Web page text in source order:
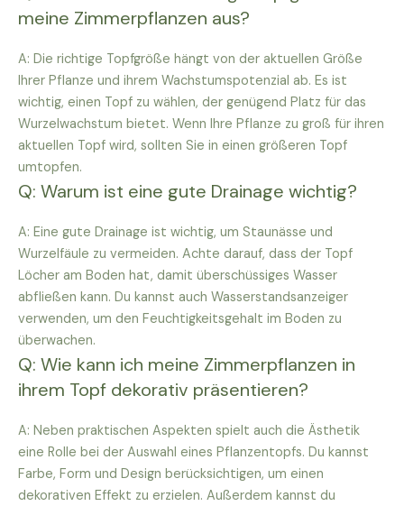
meine Zimmerpflanzen aus?
A: Die richtige Topfgröße hängt von der aktuellen Größe
Ihrer Pflanze und ihrem Wachstumspotenzial ab. Es ist
wichtig, einen Topf zu wählen, der genügend Platz für das
Wurzelwachstum bietet. Wenn Ihre Pflanze zu groß für ihren
aktuellen Topf wird, sollten Sie in einen größeren Topf
umtopfen.
Q: Warum ist eine gute Drainage wichtig?
A: Eine gute Drainage ist wichtig, um Staunässe und
Wurzelfäule zu vermeiden. Achte darauf, dass der Topf
Löcher am Boden hat, damit überschüssiges Wasser
abfließen kann. Du kannst auch Wasserstandsanzeiger
verwenden, um den Feuchtigkeitsgehalt im Boden zu
überwachen.
Q: Wie kann ich meine Zimmerpflanzen in
ihrem Topf dekorativ präsentieren?
A: Neben praktischen Aspekten spielt auch die Ästhetik
eine Rolle bei der Auswahl eines Pflanzentopfs. Du kannst
Farbe, Form und Design berücksichtigen, um einen
dekorativen Effekt zu erzielen. Außerdem kannst du